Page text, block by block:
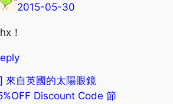
2015-05-30
！
來自英國的太陽眼鏡
Discount Code 節